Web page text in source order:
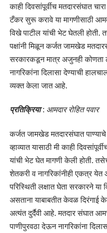
काही दिवसांपूर्वीच मतदारसंघात
टँकर सुरू करावे या मागणीसाठी
विखे पाटील यांची भेट घेतली होती.
पक्षांनी मिळून कर्जत जामखेड
सरकारकडून मात्र अजुनही कोणता
नागरिकांना दिलासा देण्याची
व्यक्त केला जात आहे.
प्रतिक्रिया: आमदार रोहित पवार
कर्जत जामखेड मतदारसंघात
व्हाव्यात यासाठी मी काही
यांची भेट घेत मागणी केली होती.
शेतकरी व नागरिकांनीही एकत्र
परिस्थिती लक्षात घेता सरकारने या
असताना याबाबतीत केवळ
अत्यंत दुर्दैवी आहे. मतदार संघात
पाणीपुरवठा देऊन नागरिकांना